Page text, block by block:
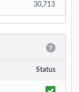
30,713
Status